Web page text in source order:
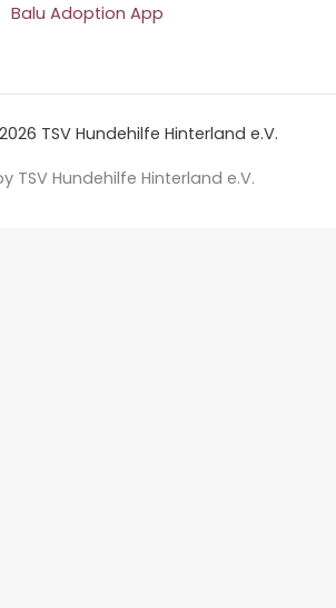
Balu Adoption App
TSV Hundehilfe Hinterland e.V.
TSV Hundehilfe Hinterland e.V.